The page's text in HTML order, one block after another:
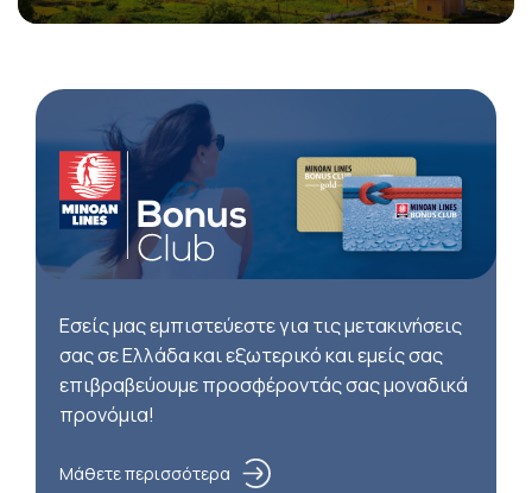
Εσείς μας εμπιστεύεστε για τις μετακινήσεις
σας σε Ελλάδα και εξωτερικό και εμείς σας
επιβραβεύουμε προσφέροντάς σας μοναδικά
προνόμια!
Μάθετε περισσότερα